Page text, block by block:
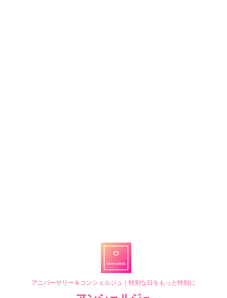
アニバーサリー＆コンシェルジュ｜特別な日をもっと特別に